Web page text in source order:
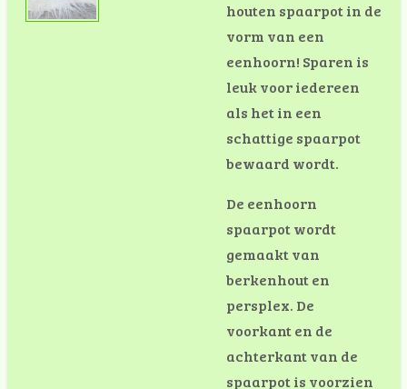
houten spaarpot in de
vorm van een
eenhoorn! Sparen is
leuk voor iedereen
als het in een
schattige spaarpot
bewaard wordt.
De eenhoorn
spaarpot wordt
gemaakt van
berkenhout en
persplex. De
voorkant en de
achterkant van de
spaarpot is voorzien